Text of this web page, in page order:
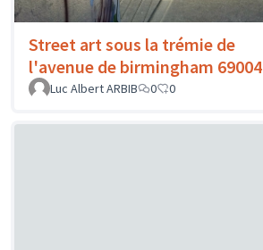
Street art sous la trémie de
l'avenue de birmingham 69004
Luc Albert ARBIB
0 0